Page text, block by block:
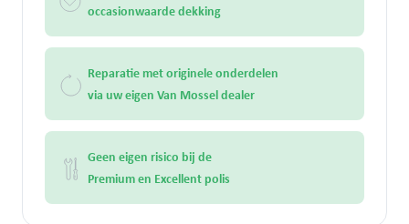
occasionwaarde dekking
Reparatie met originele onderdelen
via uw eigen Van Mossel dealer
Geen eigen risico bij de
Premium en Excellent polis